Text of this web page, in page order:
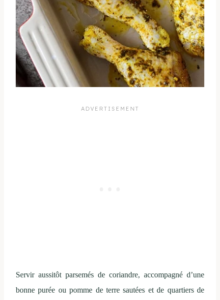
Servir aussitôt parsemés de coriandre, accompagné d’une
bonne purée ou pomme de terre sautées et de quartiers de